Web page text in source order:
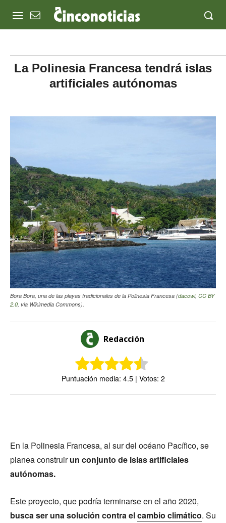
La Polinesia Francesa tendrá islas
artificiales autónomas
Bora Bora, una de las playas tradicionales de la Polinesia Francesa (dacowi, CC BY
2.0, via Wikimedia Commons).
Redacción
Puntuación media: 4.5 | Votos: 2
En la Polinesia Francesa, al sur del océano Pacífico, se
planea construirun conjunto de islas artificiales
autónomas.
Este proyecto, que podría terminarse en el año 2020,
busca ser una solución contra elcambio climático. Su